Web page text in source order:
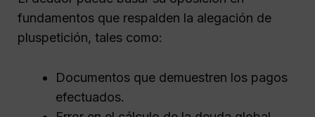
fundamentos que respalden la alegación de
pluspetición, tales como:
Documentos que demuestren los pagos
efectuados.